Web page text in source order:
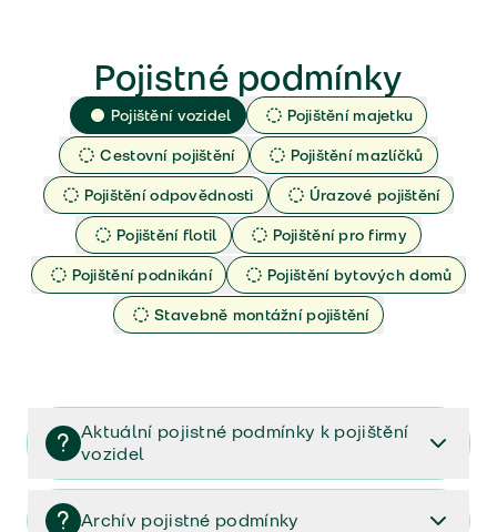
Pojistné podmínky
Pojištění vozidel
Pojištění majetku
Cestovní pojištění
Pojištění mazlíčků
Pojištění odpovědnosti
Úrazové pojištění
Pojištění flotil
Pojištění pro firmy
Pojištění podnikání
Pojištění bytových domů
Stavebně montážní pojištění
Aktuální pojistné podmínky k pojištění
vozidel
Pojištění vozidel/Pojistné podmínky a vše důležité ke
smlouvě (PDF)
Archív pojistné podmínky